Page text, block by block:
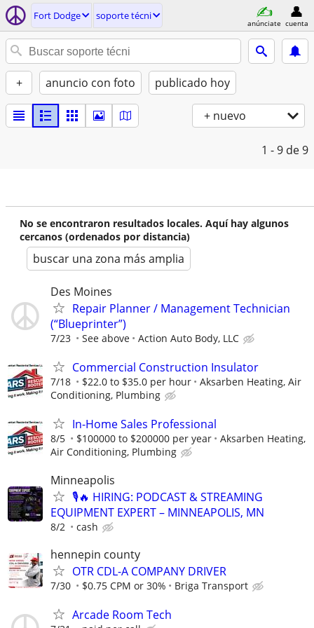
Fort Dodge soporte técni
anúnciate cuenta
+ anuncio con foto publicado hoy
+ nuevo
1 - 9 de 9
No se encontraron resultados locales. Aquí hay algunos
cercanos (ordenados por distancia)
buscar una zona más amplia
Des Moines
Repair Planner / Management Technician
(“Blueprinter”)
7/23 See above Action Auto Body, LLC
Commercial Construction Insulator
7/18 $22.0 to $35.0 per hour
Aksarben Heating, Air
Conditioning, Plumbing
In-Home Sales Professional
8/5 $100000 to $200000 per year
Aksarben Heating,
Air Conditioning, Plumbing
Minneapolis
🎙️🔥 HIRING: PODCAST & STREAMING
EQUIPMENT EXPERT – MINNEAPOLIS, MN
8/2 cash
hennepin county
OTR CDL-A COMPANY DRIVER
7/30 $0.75 CPM or 30% Briga Transport
Arcade Room Tech